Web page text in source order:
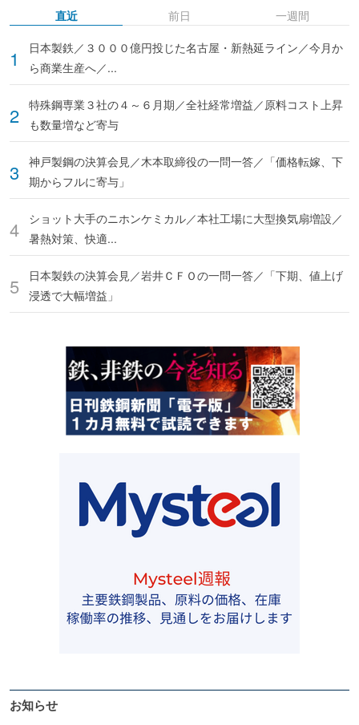
直近
日本製鉄／３０００億円投じた名古屋・新熱延ライン／今月か
ら商業生産へ／...
特殊鋼専業３社の４～６月期／全社経常増益／原料コスト上昇
も数量増など寄与
神戸製鋼の決算会見／木本取締役の一問一答／「価格転嫁、下
期からフルに寄与」
ショット大手のニホンケミカル／本社工場に大型換気扇増設／
暑熱対策、快適...
日本製鉄の決算会見／岩井ＣＦＯの一問一答／「下期、値上げ
浸透で大幅増益」
前日 一週間
お知らせ